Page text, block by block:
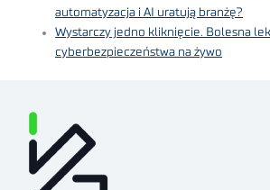
automatyzacja i AI uratują branżę?
Wystarczy jedno kliknięcie. Bolesna
cyberbezpieczeństwa na żywo